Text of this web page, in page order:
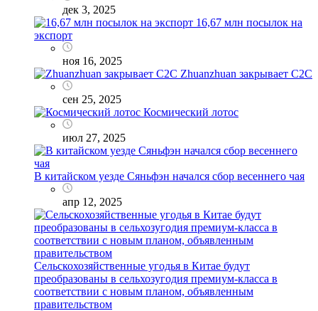
дек 3, 2025
16,67 млн посылок на
экспорт
ноя 16, 2025
Zhuanzhuan закрывает C2C
сен 25, 2025
Космический лотос
июл 27, 2025
В китайском уезде Сяньфэн начался сбор весеннего чая
апр 12, 2025
Сельскохозяйственные угодья в Китае будут
преобразованы в сельхозугодия премиум-класса в
соответствии с новым планом, объявленным
правительством